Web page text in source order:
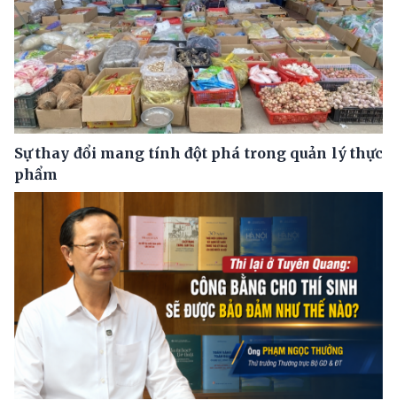
Sự thay đổi mang tính đột phá trong quản lý thực
phẩm